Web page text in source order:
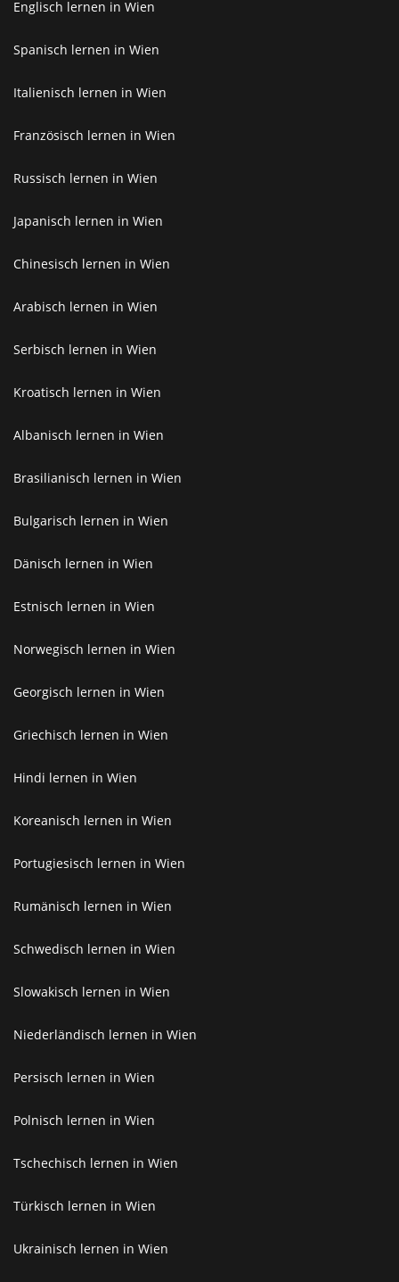
Englisch lernen in Wien
Spanisch lernen in Wien
Italienisch lernen in Wien
Französisch lernen in Wien
Russisch lernen in Wien
Japanisch lernen in Wien
Chinesisch lernen in Wien
Arabisch lernen in Wien
Serbisch lernen in Wien
Kroatisch lernen in Wien
Albanisch lernen in Wien
Brasilianisch lernen in Wien
Bulgarisch lernen in Wien
Dänisch lernen in Wien
Estnisch lernen in Wien
Norwegisch lernen in Wien
Georgisch lernen in Wien
Griechisch lernen in Wien
Hindi lernen in Wien
Koreanisch lernen in Wien
Portugiesisch lernen in Wien
Rumänisch lernen in Wien
Schwedisch lernen in Wien
Slowakisch lernen in Wien
Niederländisch lernen in Wien
Persisch lernen in Wien
Polnisch lernen in Wien
Tschechisch lernen in Wien
Türkisch lernen in Wien
Ukrainisch lernen in Wien